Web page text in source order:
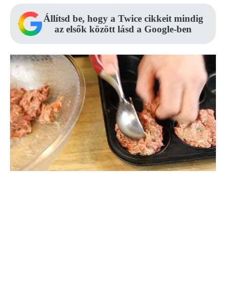
Állítsd be, hogy a Twice cikkeit mindig
az elsők között lásd a Google-ben